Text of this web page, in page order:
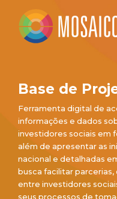
Base de
Ferramenta digital de
informações e dados
investidores sociais em
além de apresentar as
nacional e detalhadas
busca facilitar
entre investidores
seus processos de